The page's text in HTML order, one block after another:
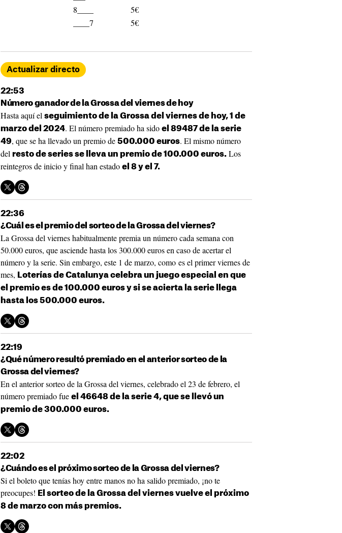
8____
5€
____7
5€
Actualizar directo
22:53
Número ganador de la Grossa del viernes de hoy
Hasta aquí el seguimiento de la Grossa del viernes de hoy, 1 de
marzo del 2024. El número premiado ha sido el 89487 de la serie
49, que se ha llevado un premio de 500.000 euros. El mismo número
del resto de series se lleva un premio de 100.000 euros. Los
reintegros de inicio y final han estado el 8 y el 7.
22:36
¿Cuál es el premio del sorteo de la Grossa del viernes?
La Grossa del viernes habitualmente premia un número cada semana con
50.000 euros, que asciende hasta los 300.000 euros en caso de acertar el
número y la serie. Sin embargo, este 1 de marzo, como es el primer viernes de
mes, Loterías de Catalunya celebra un juego especial en que
el premio es de 100.000 euros y si se acierta la serie llega
hasta los 500.000 euros.
22:19
¿Qué número resultó premiado en el anterior sorteo de la
Grossa del viernes?
En el anterior sorteo de la Grossa del viernes, celebrado el 23 de febrero, el
número premiado fue el 46648 de la serie 4, que se llevó un
premio de 300.000 euros.
22:02
¿Cuándo es el próximo sorteo de la Grossa del viernes?
Si el boleto que tenías hoy entre manos no ha salido premiado, ¡no te
preocupes! El sorteo de la Grossa del viernes vuelve el próximo
8 de marzo con más premios.